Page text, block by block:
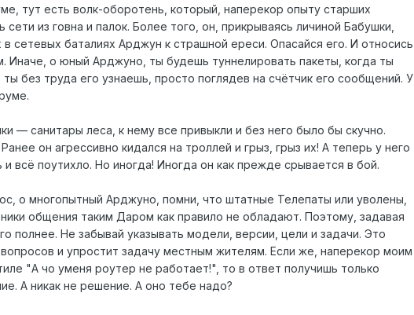
тут есть волк-оборотень, который, наперекор опыту старших
из говна и палок. Более того, он, прикрываясь личиной Бабушки,
сетевых баталиях Арджун к страшной ереси. Опасайся его. И относись
Иначе, о юный Арджуно, ты будешь туннелировать пакеты, когда ты
без труда его узнаешь, просто поглядев на счётчик его сообщений. У
— санитары леса, к нему все привыкли и без него было бы скучно.
он агрессивно кидался на троллей и грыз, грыз их! А теперь у него
всё поутихло. Но иногда! Иногда он как прежде срывается в бой.
о многопытный Арджуно, помни, что штатные Телепаты или уволены,
общения таким Даром как правило не обладают. Поэтому, задавая
полнее. Не забывай указывать модели, версии, цели и задачи. Это
и упростит задачу местным жителям. Если же, наперекор моим
"А чо уменя роутер не работает!", то в ответ получишь только
А никак не решение. А оно тебе надо?